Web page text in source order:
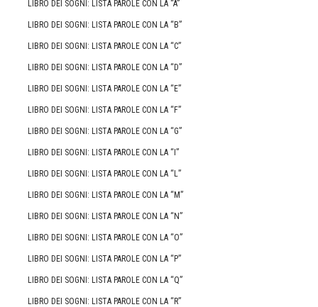
LIBRO DEI SOGNI: LISTA PAROLE CON LA “A”
LIBRO DEI SOGNI: LISTA PAROLE CON LA “B”
LIBRO DEI SOGNI: LISTA PAROLE CON LA “C”
LIBRO DEI SOGNI: LISTA PAROLE CON LA “D”
LIBRO DEI SOGNI: LISTA PAROLE CON LA “E”
LIBRO DEI SOGNI: LISTA PAROLE CON LA “F”
LIBRO DEI SOGNI: LISTA PAROLE CON LA “G”
LIBRO DEI SOGNI: LISTA PAROLE CON LA “I”
LIBRO DEI SOGNI: LISTA PAROLE CON LA “L”
LIBRO DEI SOGNI: LISTA PAROLE CON LA “M”
LIBRO DEI SOGNI: LISTA PAROLE CON LA “N”
LIBRO DEI SOGNI: LISTA PAROLE CON LA “O”
LIBRO DEI SOGNI: LISTA PAROLE CON LA “P”
LIBRO DEI SOGNI: LISTA PAROLE CON LA “Q”
LIBRO DEI SOGNI: LISTA PAROLE CON LA “R”